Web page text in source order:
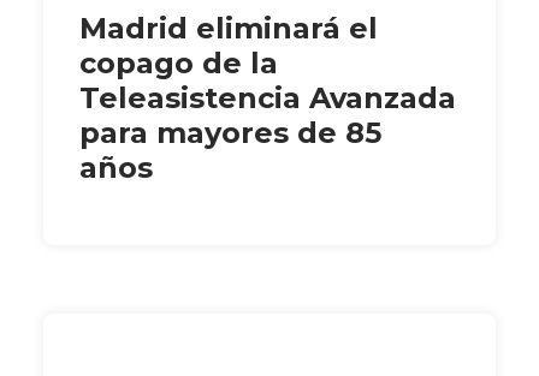
Madrid eliminará el
copago de la
Teleasistencia Avanzada
para mayores de 85
años